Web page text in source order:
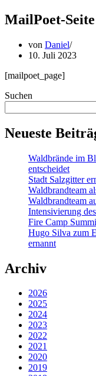
MailPoet-Seite
von Daniel
10. Juli 2023
[mailpoet_page]
Suchen
Neueste
Waldbrände im
entscheidet
Stadt Salzgitter
Waldbrandteam
Waldbrandteam
Intensivierung
Fire Camp
Hugo Silva zum
ernannt
Archiv
2026
2025
2024
2023
2022
2021
2020
2019